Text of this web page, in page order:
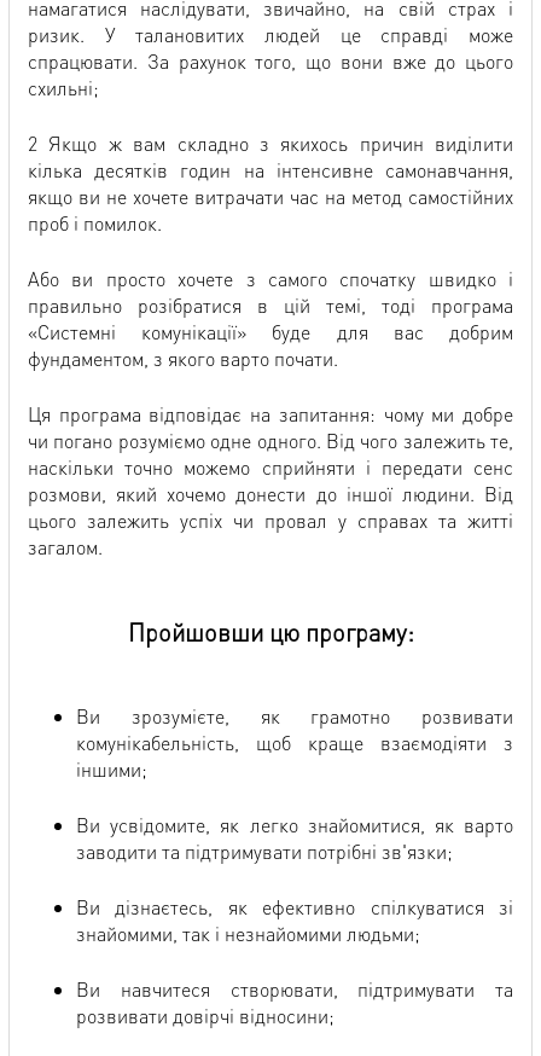
намагатися наслідувати, звичайно, на свій страх і
ризик. У талановитих людей це справді може
спрацювати. За рахунок того, що вони вже до цього
схильні;
2 Якщо ж вам складно з якихось причин виділити
кілька десятків годин на інтенсивне самонавчання,
якщо ви не хочете витрачати час на метод самостійних
проб і помилок.
Або ви просто хочете з самого спочатку швидко і
правильно розібратися в цій темі, тоді програма
«Системні комунікації» буде для вас добрим
фундаментом, з якого варто почати.
Ця програма відповідає на запитання: чому ми добре
чи погано розуміємо одне одного. Від чого залежить те,
наскільки точно можемо сприйняти і передати сенс
розмови, який хочемо донести до іншої людини. Від
цього залежить успіх чи провал у справах та житті
загалом.
Пройшовши цю програму:
Ви зрозумієте, як грамотно розвивати
комунікабельність, щоб краще взаємодіяти з
іншими;
Ви усвідомите, як легко знайомитися, як варто
заводити та підтримувати потрібні зв'язки;
Ви дізнаєтесь, як ефективно спілкуватися зі
знайомими, так і незнайомими людьми;
Ви навчитеся створювати, підтримувати та
розвивати довірчі відносини;